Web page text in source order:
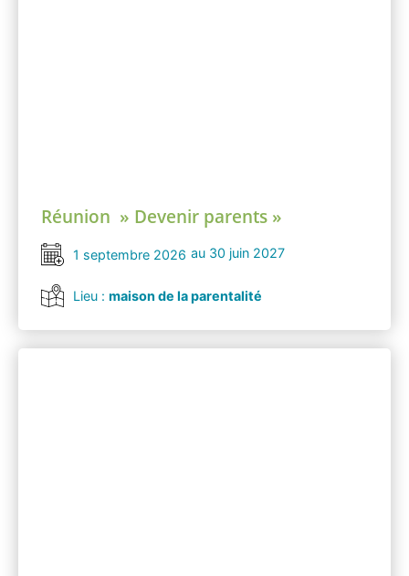
Réunion » Devenir parents »
1 septembre 2026 au 30 juin 2027
Lieu : maison de la parentalité